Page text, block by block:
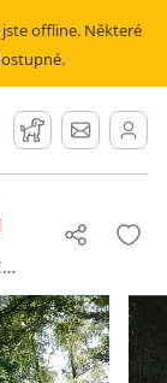
offline. Některé
Hlídací pes
Zprávy